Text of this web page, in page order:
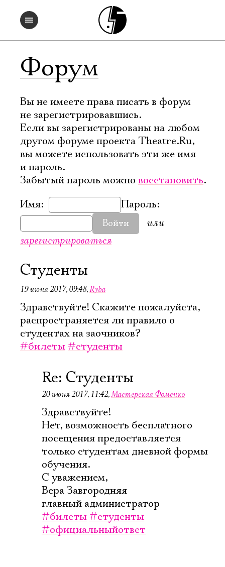
Форум
Вы не имеете права писать в форум
не зарегистрировавшись.
Если вы зарегистрированы на любом
другом форуме проекта Theatre.Ru,
вы можете использовать эти же имя
и пароль.
Забытый пароль можно восстановить.
Имя:
Пароль:
Войти
или
зарегистрироваться
Студенты
19 июня 2017, 09:48,Ryba
Здравствуйте! Скажите пожалуйста,
распространяется ли правило о
студентах на заочников?
#билеты#студенты
Re: Студенты
20 июня 2017, 11:42,Мастерская Фоменко
Здравствуйте!
Нет, возможность бесплатного
посещения предоставляется
только студентам дневной формы
обучения.
С уважением,
Вера Завгородняя
главный администратор
#билеты#студенты
#официальныйответ
Электропочта
Имя
Ознакомиться